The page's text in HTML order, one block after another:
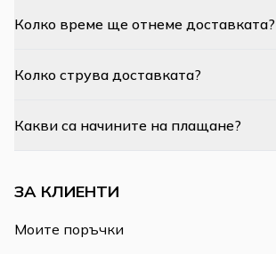
Колко време ще отнеме доставката?
Колко струва доставката?
Какви са начините на плащане?
ЗА КЛИЕНТИ
Моите поръчки